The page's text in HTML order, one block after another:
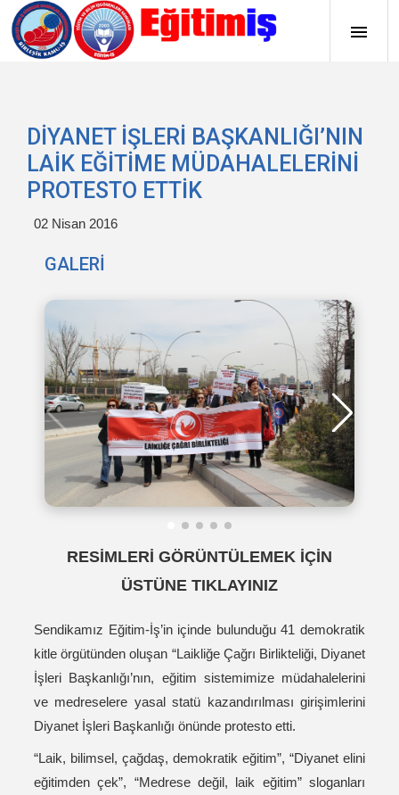
DİYANET İŞLERİ BAŞKANLIĞI’NIN
LAİK EĞİTİME MÜDAHALELERİNİ
PROTESTO ETTİK
02 Nisan 2016
GALERİ
RESİMLERİ GÖRÜNTÜLEMEK İÇİN
ÜSTÜNE TIKLAYINIZ
Sendikamız Eğitim-İş’in içinde bulunduğu 41 demokratik
kitle örgütünden oluşan “Laikliğe Çağrı Birlikteliği, Diyanet
İşleri Başkanlığı’nın, eğitim sistemimize müdahalelerini
ve medreselere yasal statü kazandırılması girişimlerini
Diyanet İşleri Başkanlığı önünde protesto etti.
“Laik, bilimsel, çağdaş, demokratik eğitim”, “Diyanet elini
eğitimden çek”, “Medrese değil, laik eğitim” sloganları